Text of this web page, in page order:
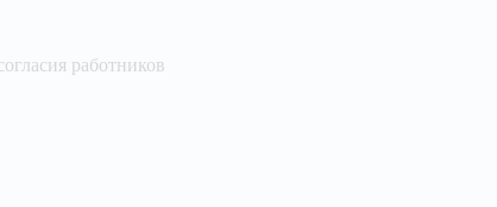
работников